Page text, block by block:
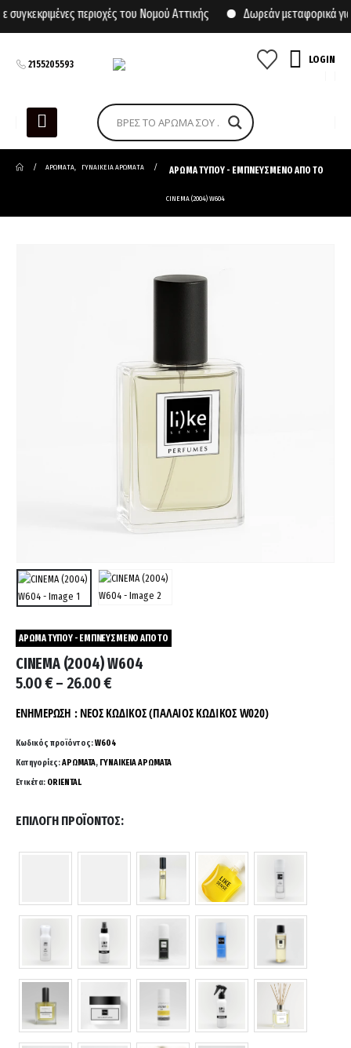
περιοχές του Νομού Αττικής Δωρεάν μεταφορικά για
2155205593 LOGIN
ΑΡΩΜΑΤΑ, ΓΥΝΑΙΚΕΙΑ ΑΡΩΜΑΤΑ ΑΡΩΜΑ ΤΥΠΟΥ - ΕΜΠΝΕΥΣΜΕΝΟ ΑΠΟ ΤΟ
CINEMA (2004) W604
ΑΡΩΜΑ ΤΥΠΟΥ - ΕΜΠΝΕΥΣΜΕΝΟ ΑΠΟ ΤΟ
CINEMA (2004) W604
5.00€– 26.00€Price
5.00 €
26.00 €
ΕΝΗΜΕΡΩΣΗ : ΝΕΟΣ ΚΩΔΙΚΟΣ (ΠΑΛΑΙΟΣ ΚΩΔΙΚΟΣ W020)
Κωδικός προϊόντος:W604
Κατηγορίες:ΑΡΩΜΑΤΑ, ΓΥΝΑΙΚΕΙΑ ΑΡΩΜΑΤΑ
Ετικέτα: ORIENTAL
ΕΠΙΛΟΓΉ ΠΡΟΪΌΝΤΟΣ